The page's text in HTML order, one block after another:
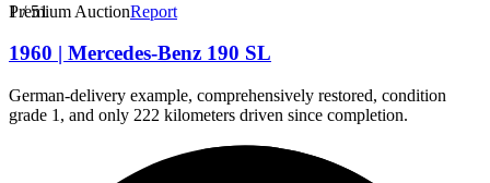
1/51
Premium AuctionReport
1960 | Mercedes-Benz 190 SL
German-delivery example, comprehensively restored, condition
grade 1, and only 222 kilometers driven since completion.